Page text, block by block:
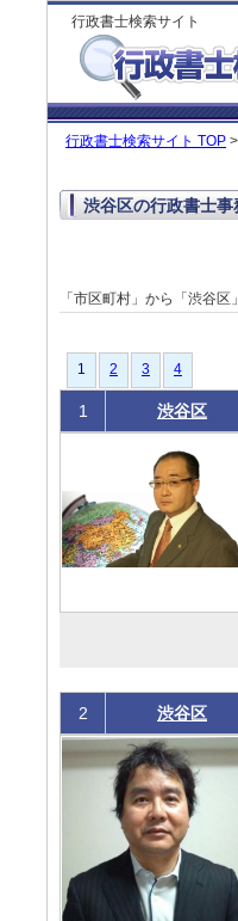
行政書士検索サイト
行政書士検索サイト TOP >
渋谷区の行政書士事
「市区町村」から「渋谷
1 2 3 4
1 渋谷区
2 渋谷区